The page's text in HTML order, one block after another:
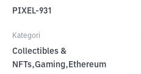
PIXEL-931
Kategori
Collectibles &
NFTs,Gaming,Ethereum